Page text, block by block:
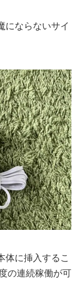
にならないサイ
に挿入するこ
の連続稼働が可